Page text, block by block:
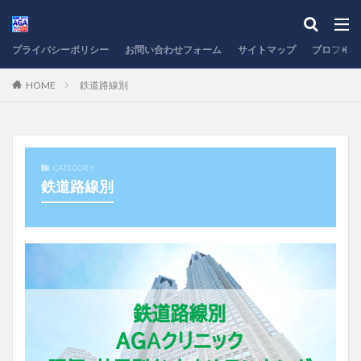
プライバシーポリシー お問い合わせフォーム サイトマップ プロフィ
HOME 鉄道路線別
CATEGORY
鉄道路線別